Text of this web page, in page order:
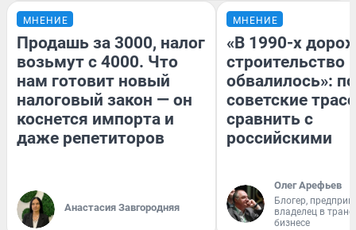
МНЕНИЕ
Продашь за 3000, налог
возьмут с 4000. Что
нам готовит новый
налоговый закон — он
коснется импорта и
даже репетиторов
Анастасия Завгородняя
МНЕНИЕ
«В 1990-х
строительство
обвалилось»:
советские
сравнить с
российскими
Олег Арефьев
Блогер,
владелец в
бизнесе